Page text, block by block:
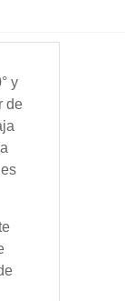
y
de